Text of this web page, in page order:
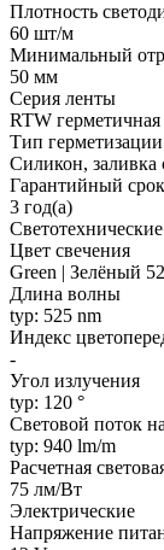
Плотность
60 шт/м
Минимальный
50 мм
Серия ленты
RTW герметичная
Тип герметизации
Силикон, заливка
Гарантийный срок
3 год(а)
Светотехнические
Цвет свечения
Green | Зелёный
Длина волны
typ: 525 nm
Индекс
-
Угол излучения
typ: 120 °
Световой поток
typ: 940 lm/m
Расчетная
75 лм/Вт
Электрические
Напряжение